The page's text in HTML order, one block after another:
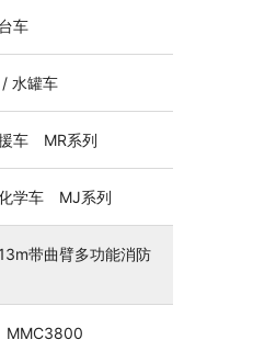
车
水罐车
车 MR系列
学车 MJ系列
带曲臂多功能消防